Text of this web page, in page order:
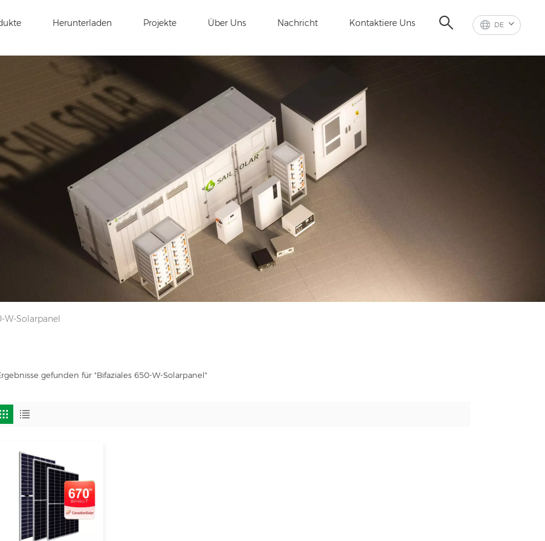
DE
Herunterladen Projekte Über Uns Nachricht Kontaktiere Uns
W-Solarpanel
gefunden für "Bifaziales 650-W-Solarpanel"